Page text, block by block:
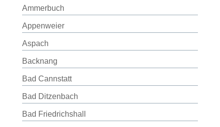
Ammerbuch
Appenweier
Aspach
Backnang
Bad Cannstatt
Bad Ditzenbach
Bad Friedrichshall